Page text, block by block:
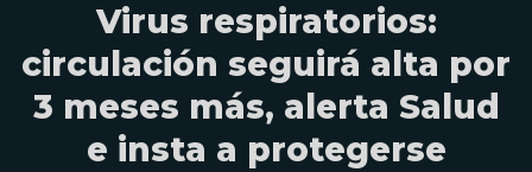
Virus respiratorios:
circulación seguirá alta por
3 meses más, alerta Salud
e insta a protegerse